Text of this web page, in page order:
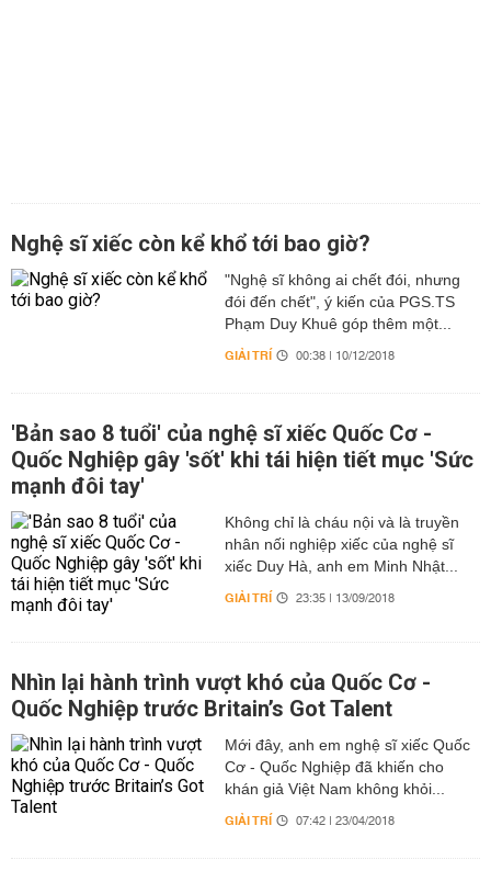
Nghệ sĩ xiếc còn kể khổ tới bao giờ?
"Nghệ sĩ không ai chết đói, nhưng
đói đến chết", ý kiến của PGS.TS
Phạm Duy Khuê góp thêm một...
GIẢI TRÍ 00:38 | 10/12/2018
'Bản sao 8 tuổi' của nghệ sĩ xiếc Quốc Cơ -
Quốc Nghiệp gây 'sốt' khi tái hiện tiết mục 'Sức
mạnh đôi tay'
Không chỉ là cháu nội và là truyền
nhân nối nghiệp xiếc của nghệ sĩ
xiếc Duy Hà, anh em Minh Nhật...
GIẢI TRÍ 23:35 | 13/09/2018
Nhìn lại hành trình vượt khó của Quốc Cơ -
Quốc Nghiệp trước Britain’s Got Talent
Mới đây, anh em nghệ sĩ xiếc Quốc
Cơ - Quốc Nghiệp đã khiến cho
khán giả Việt Nam không khỏi...
GIẢI TRÍ 07:42 | 23/04/2018